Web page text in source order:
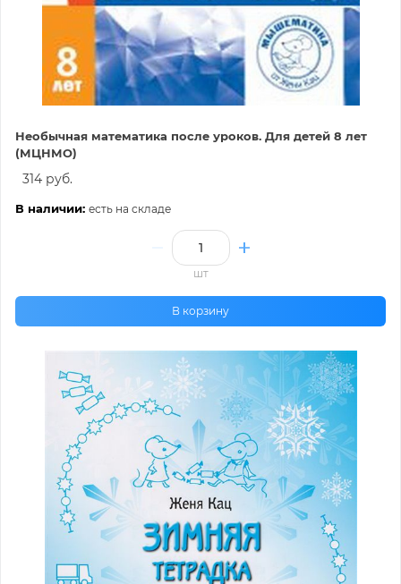
Необычная математика после уроков. Для детей 8 лет
(МЦНМО)
314 руб.
В наличии: есть на складе
шт
В корзину